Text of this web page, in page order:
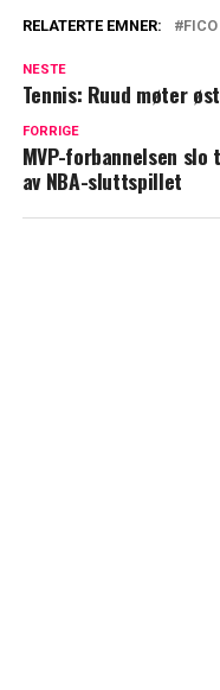
RELATERTE EMNER: FICO
NESTE
Tennis: Ruud møter
FORRIGE
MVP-forbannelsen
av NBA-sluttspillet